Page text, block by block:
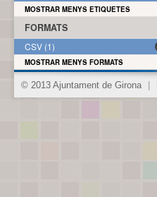
MOSTRAR MENYS ETIQUETES
FORMATS
CSV (1)
MOSTRAR MENYS FORMATS
© 2013 Ajuntament de Girona